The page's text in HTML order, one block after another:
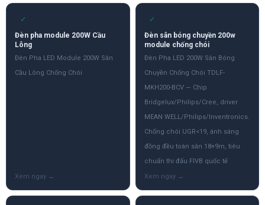
✓
Đèn pha module 200W Cầu
Lông
Đèn Pha LED Module 200W Sân
Cầu Lông Chống Chói
✓
Đèn sân bóng chuyền 200w
module chống chói
Đèn Pha LED 200W Sân Bóng
Chuyền Chống Chói TDLF-
MKH200-BCV — Chip
Bridgelux/Philips/Cree, driver
MEAN WELL/Philips/Inventronics.
Chống chói UGR<19, ánh sáng
đồng đều toàn sân 18×9m, tiêu
chuẩn thi đấu FIVB quốc tế